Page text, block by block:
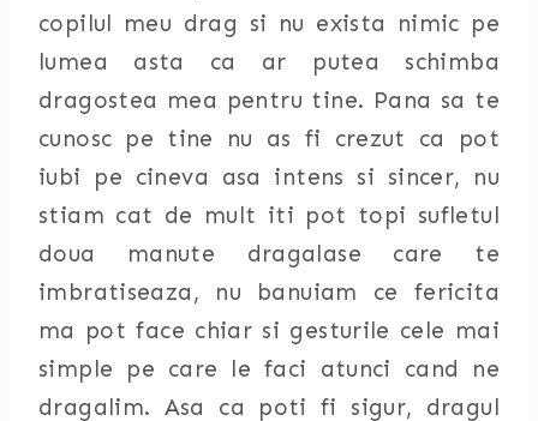
copilul meu drag si nu exista nimic pe
lumea asta ca ar putea schimba
dragostea mea pentru tine. Pana sa te
cunosc pe tine nu as fi crezut ca pot
iubi pe cineva asa intens si sincer, nu
stiam cat de mult iti pot topi sufletul
doua manute dragalase care te
imbratiseaza, nu banuiam ce fericita
ma pot face chiar si gesturile cele mai
simple pe care le faci atunci cand ne
dragalim. Asa ca poti fi sigur, dragul